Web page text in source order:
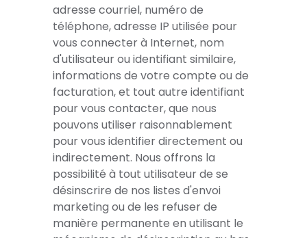
adresse courriel, numéro de
téléphone, adresse IP utilisée pour
vous connecter à Internet, nom
d'utilisateur ou identifiant similaire,
informations de votre compte ou de
facturation, et tout autre identifiant
pour vous contacter, que nous
pouvons utiliser raisonnablement
pour vous identifier directement ou
indirectement. Nous offrons la
possibilité à tout utilisateur de se
désinscrire de nos listes d'envoi
marketing ou de les refuser de
manière permanente en utilisant le